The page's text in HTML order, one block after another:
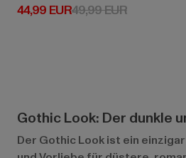
44,99 EUR
Derzeitiger Preis: 44,99 EUR
49,99 EUR
Gothic Look: Der dunkle
Der Gothic Look ist ein